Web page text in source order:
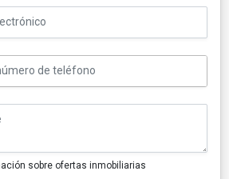
sobre ofertas inmobiliarias